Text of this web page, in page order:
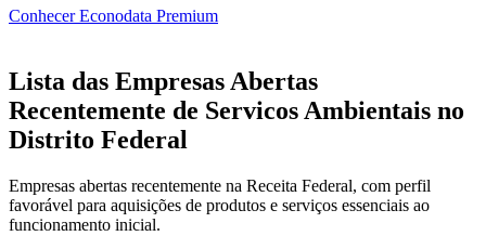
Conhecer Econodata Premium
Lista das Empresas Abertas
Recentemente de Servicos Ambientais no
Distrito Federal
Empresas abertas recentemente na Receita Federal, com perfil
favorável para aquisições de produtos e serviços essenciais ao
funcionamento inicial.